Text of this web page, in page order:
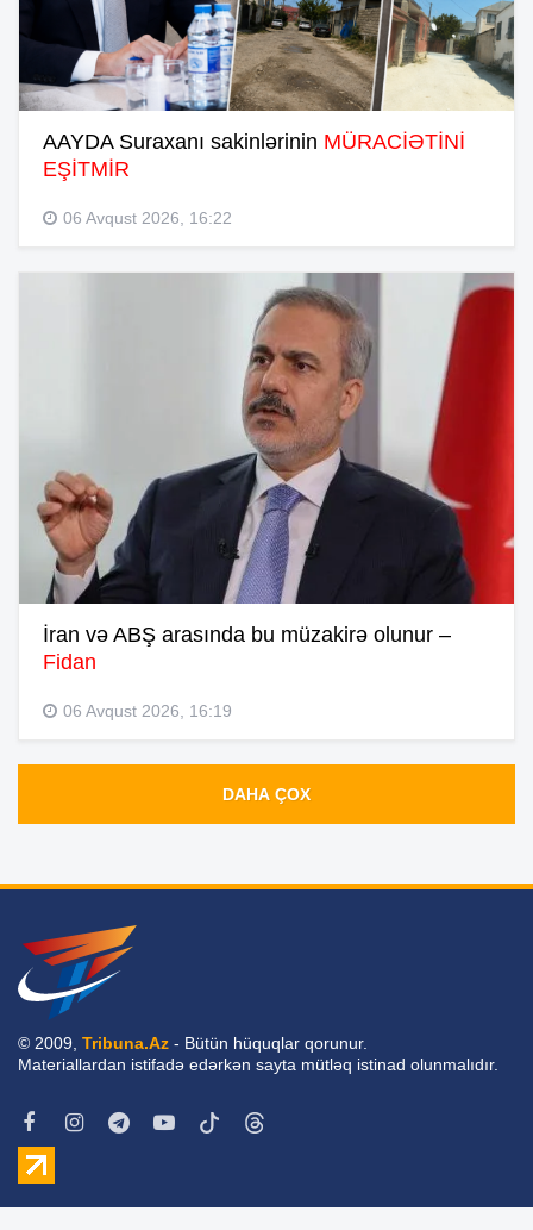
AAYDA Suraxanı sakinlərinin MÜRACİƏTİNİ
EŞİTMİR
06 Avqust 2026, 16:22
İran və ABŞ arasında bu müzakirə olunur –
Fidan
06 Avqust 2026, 16:19
DAHA ÇOX
© 2009, Tribuna.Az - Bütün hüquqlar qorunur.
Materiallardan istifadə edərkən sayta mütləq istinad olunmalıdır.